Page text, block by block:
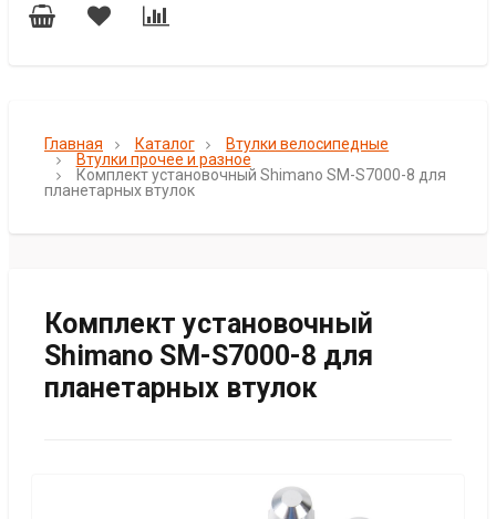
Главная Каталог
Втулки велосипедные
Втулки прочее и разное
Комплект установочный Shimano SM-S7000-8 для
планетарных втулок
Комплект установочный
Shimano SM-S7000-8 для
планетарных втулок